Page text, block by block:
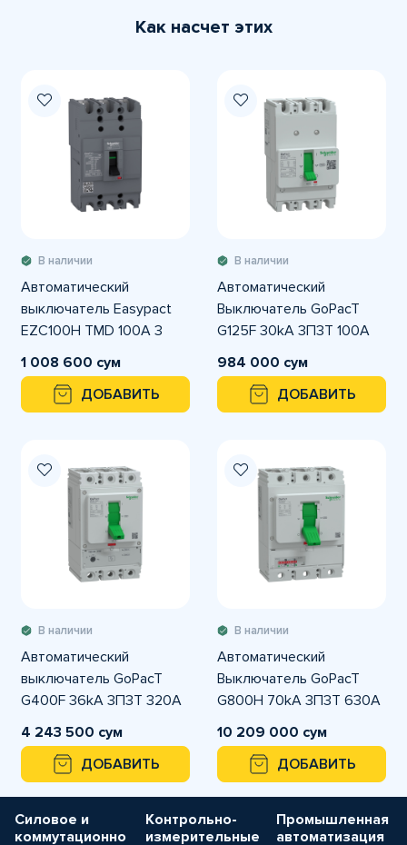
Как насчет этих
В наличии
Автоматический
выключатель Easypact
EZC100H TMD 100A 3
полюса 3Т
1 008 600 сум
ДОБАВИТЬ
В наличии
Автоматический
Выключатель GoPacT
G125F 30kA 3П3Т 100A
фиксированный
984 000 сум
ДОБАВИТЬ
В наличии
Автоматический
выключатель GoPacT
G400F 36kA 3П3Т 320A
регулируемый
4 243 500 сум
ДОБАВИТЬ
В наличии
Автоматический
Выключатель GoPacT
G800H 70kA 3П3Т 630A
электронный
10 209 000 сум
ДОБАВИТЬ
Силовое и
коммутационно
Контрольно-
измерительные
Промышленная
автоматизация